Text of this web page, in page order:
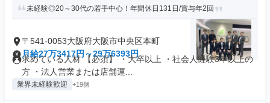
未経験◎20～30代の若手中心！年間休日131日/賞与年2回
〒541-0053大阪府大阪市中央区本町
月給27万3417円～29万6393円
求めている人材 【必須】 ・大卒以上 ・社会人経験3年以上の
方 ・法人営業または店舗運...
業界未経験歓迎 +19個